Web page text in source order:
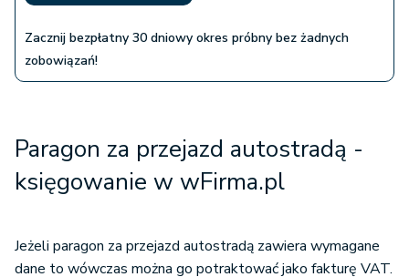
Zacznij bezpłatny 30 dniowy okres próbny bez żadnych
zobowiązań!
Paragon za przejazd autostradą -
księgowanie w wFirma.pl
Jeżeli paragon za przejazd autostradą zawiera wymagane
dane to wówczas można go potraktować jako fakturę VAT.